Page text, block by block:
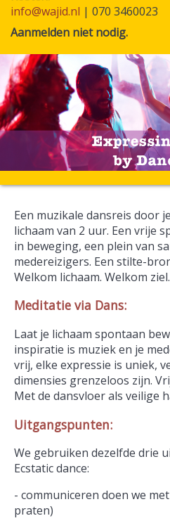
info@wajid.nl | 070 3460023
Aanmelden niet nodig.
Een muzikale dansreis door
lichaam van 2 uur. Een vrije
in beweging, een plein van
medereizigers. Een stilte-
Welkom lichaam. Welkom ziel.
Meditatie via Dans:
Laat je lichaam spontaan
inspiratie is muziek en je
vrij, elke expressie is uniek,
dimensies grenzeloos zijn.
Met de dansvloer als veilige
Uitgangspunten:
We gebruiken dezelfde drie
Ecstatic dance:
- communiceren doen we
praten)